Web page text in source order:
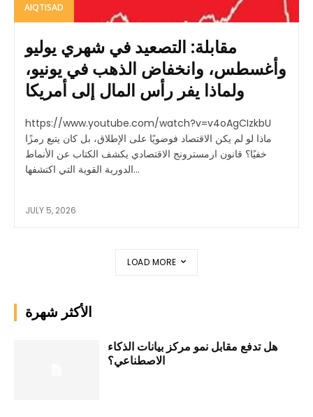
AIQTISAD
مقابلة: التصعيد في شهري يوليو
وأغسطس، وانخفاض الذهب في يونيو،
ولماذا يفر رأس المال إلى أمريكا
https://www.youtube.com/watch?v=v4oAgCIzkbU
ماذا لو لم يكن الاقتصاد فوضويًا على الإطلاق، بل كان يتبع رمزًا
خفيًا؟ قانون ارمسترونج الاقتصادي يكشف الكتاب عن الأنماط
الدورية القوية التي اكتشفها...
JULY 5, 2026
LOAD MORE
الأكثر شهرة
هل تدفع مقابل نمو مركز بيانات الذكاء
الاصطناعي؟